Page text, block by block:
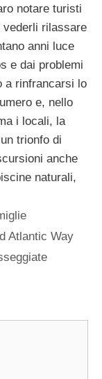
notare turisti
vederli rilassare
anni luce
e dai problemi
a rinfrancarsi lo
e, nello
i locali, la
trionfo di
anche
naturali,
Atlantic Way